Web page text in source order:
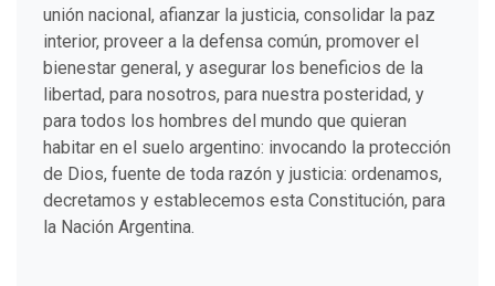
unión nacional, afianzar la justicia, consolidar la paz
interior, proveer a la defensa común, promover el
bienestar general, y asegurar los beneficios de la
libertad, para nosotros, para nuestra posteridad, y
para todos los hombres del mundo que quieran
habitar en el suelo argentino: invocando la protección
de Dios, fuente de toda razón y justicia: ordenamos,
decretamos y establecemos esta Constitución, para
la Nación Argentina.